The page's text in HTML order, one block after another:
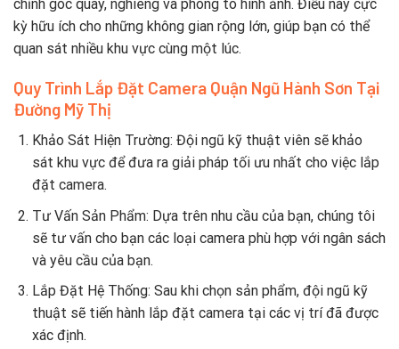
chỉnh góc quay, nghiêng và phóng to hình ảnh. Điều này cực
kỳ hữu ích cho những không gian rộng lớn, giúp bạn có thể
quan sát nhiều khu vực cùng một lúc.
Quy Trình Lắp Đặt Camera Quận Ngũ Hành Sơn Tại
Đường Mỹ Thị
Khảo Sát Hiện Trường: Đội ngũ kỹ thuật viên sẽ khảo
sát khu vực để đưa ra giải pháp tối ưu nhất cho việc lắp
đặt camera.
Tư Vấn Sản Phẩm: Dựa trên nhu cầu của bạn, chúng tôi
sẽ tư vấn cho bạn các loại camera phù hợp với ngân sách
và yêu cầu của bạn.
Lắp Đặt Hệ Thống: Sau khi chọn sản phẩm, đội ngũ kỹ
thuật sẽ tiến hành lắp đặt camera tại các vị trí đã được
xác định.